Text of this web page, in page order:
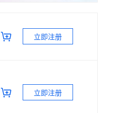
立即注册
立即注册
多模态内容创作工具，已接入 DeepSeek
构建大模型应用的安全防护体系
数据标注